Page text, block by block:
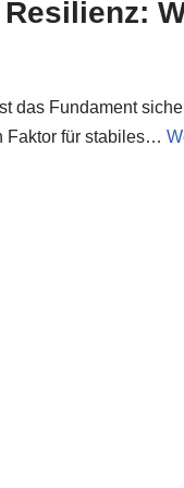
das Fundament
Faktor für stabiles…